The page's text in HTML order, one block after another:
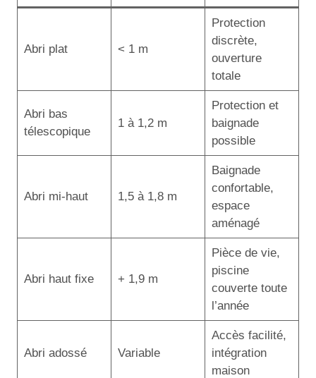
Abri plat < 1 m
Protection
discrète,
ouverture
totale
Abri bas
télescopique
1 à 1,2 m
Protection et
baignade
possible
Abri mi-haut 1,5 à 1,8 m
Baignade
confortable,
espace
aménagé
Abri haut fixe + 1,9 m
Pièce de vie,
piscine
couverte toute
l’année
Abri adossé Variable
Accès facilité,
intégration
maison